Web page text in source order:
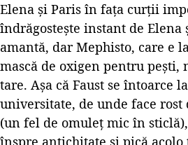
Elena și Paris în fața curții
îndrăgostește instant de Elena
amantă, dar Mephisto, care e
mască de oxigen pentru pești,
tare. Așa că Faust se întoarce
universitate, de unde face
(un fel de omuleț mic în